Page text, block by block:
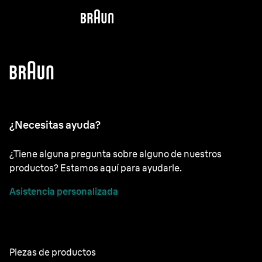
¿Necesitas ayuda?
¿Tiene alguna pregunta sobre alguno de nuestros
productos? Estamos aquí para ayudarle.
Asistencia personalizada
Piezas de productos